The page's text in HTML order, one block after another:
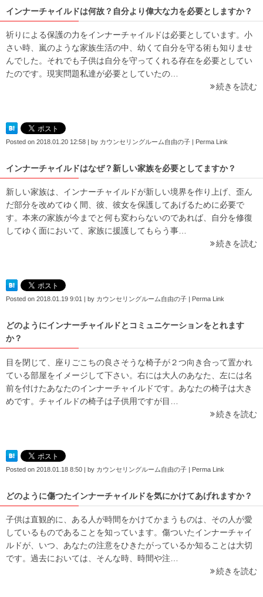
インナーチャイルドは何故？自分より偉大な力を必要としますか？
祈りによる保護の力をインナーチャイルドは必要としています。小
さい時、嵐のような家族生活の中、幼くて自分を守る術も知りませ
んでした。それでも子供は自分を守ってくれる存在を必要としてい
たのです。現実問題私達が必要としていたの…
続きを読む
Posted on 2018.01.20 12:58 by カウンセリングルーム自由の子 Perma Link
インナーチャイルドはなぜ？新しい家族を必要としてますか？
新しい家族は、インナーチャイルドが新しい境界を作り上げ、歪ん
だ部分を改めてゆく間、彼、彼女を保護してあげるために必要で
す。本来の家族が今までと何も変わらないのであれば、自分を修復
してゆく面において、家族に援護してもらう事…
続きを読む
Posted on 2018.01.19 9:01 by カウンセリングルーム自由の子 Perma Link
どのようにインナーチャイルドとコミュニケーションをとれます
か？
目を閉じて、座りごこちの良さそうな椅子が２つ向き合って置かれ
ている部屋をイメージして下さい。右には大人のあなた、左には名
前を付けたあなたのインナーチャイルドです。あなたの椅子は大き
めです。チャイルドの椅子は子供用ですが目…
続きを読む
Posted on 2018.01.18 8:50 | by カウンセリングルーム自由の子 | Perma Link
どのように傷つたインナーチャイルドを気にかけてあげれますか？
子供は直観的に、ある人が時間をかけてかまうものは、その人が愛
しているものであることを知っています。傷ついたインナーチャイ
ルドが、いつ、あなたの注意をひきたがっているか知ることは大切
です。過去においては、そんな時、時間や注…
続きを読む